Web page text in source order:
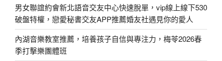
男女聯誼約會新北語音交友中心快速脫單，vip線上線下530
破盤特權，戀愛秘書交友APP推薦婚友社遇見你的愛人
內湖音樂教室推薦，培養孩子自信與專注力，梅苓2026春
季打擊樂團體班